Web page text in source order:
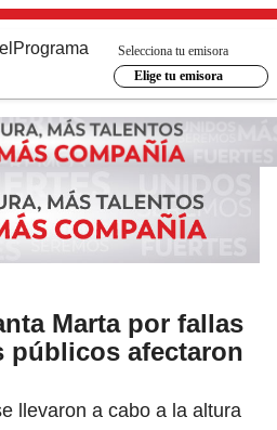
Programa
Selecciona tu emisora
Elige tu emisora
Marta por fallas
públicos afectaron
llevaron a cabo a la altura